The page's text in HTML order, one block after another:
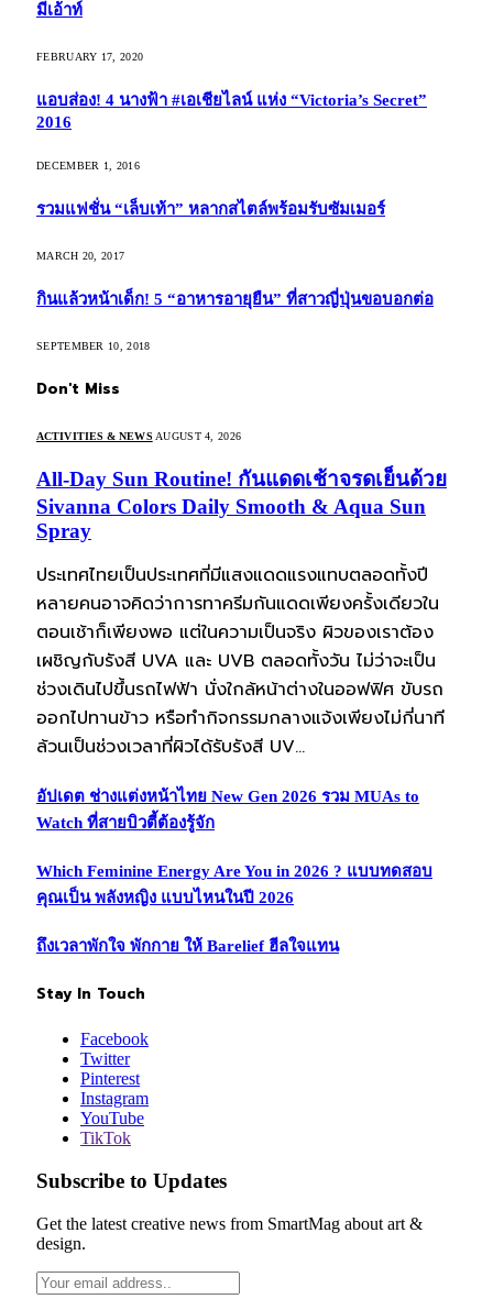
มีเอ้าท์
FEBRUARY 17, 2020
แอบส่อง! 4 นางฟ้า #เอเชียไลน์ แห่ง “Victoria’s Secret”
2016
DECEMBER 1, 2016
รวมแฟชั่น “เล็บเท้า” หลากสไตล์พร้อมรับซัมเมอร์
MARCH 20, 2017
กินแล้วหน้าเด็ก! 5 “อาหารอายุยืน” ที่สาวญี่ปุ่นขอบอกต่อ
SEPTEMBER 10, 2018
Don't Miss
ACTIVITIES & NEWS AUGUST 4, 2026
All-Day Sun Routine! กันแดดเช้าจรดเย็นด้วย
Sivanna Colors Daily Smooth & Aqua Sun
Spray
ประเทศไทยเป็นประเทศที่มีแสงแดดแรงแทบตลอดทั้งปี
หลายคนอาจคิดว่าการทาครีมกันแดดเพียงครั้งเดียวใน
ตอนเช้าก็เพียงพอ แต่ในความเป็นจริง ผิวของเราต้อง
เผชิญกับรังสี UVA และ UVB ตลอดทั้งวัน ไม่ว่าจะเป็น
ช่วงเดินไปขึ้นรถไฟฟ้า นั่งใกล้หน้าต่างในออฟฟิศ ขับรถ
ออกไปทานข้าว หรือทำกิจกรรมกลางแจ้งเพียงไม่กี่นาที
ล้วนเป็นช่วงเวลาที่ผิวได้รับรังสี UV…
อัปเดต ช่างแต่งหน้าไทย New Gen 2026 รวม MUAs to
Watch ที่สายบิวตี้ต้องรู้จัก
Which Feminine Energy Are You in 2026 ? แบบทดสอบ
คุณเป็น พลังหญิง แบบไหนในปี 2026
ถึงเวลาพักใจ พักกาย ให้ Barelief ฮีลใจแทน
Stay In Touch
Facebook
Twitter
Pinterest
Instagram
YouTube
TikTok
Subscribe to Updates
Get the latest creative news from SmartMag about art &
design.